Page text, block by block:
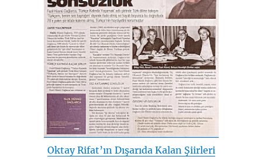
Oktay Rifat’ın Dışarıda Kalan Şiirleri